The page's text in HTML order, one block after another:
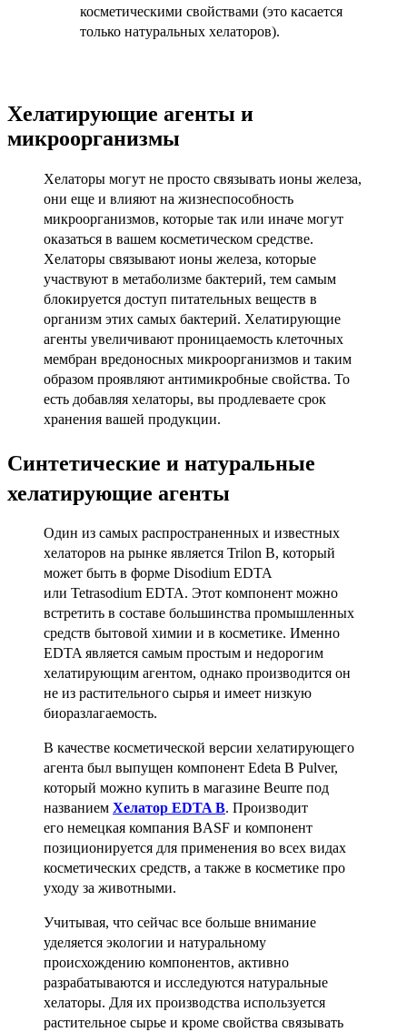
косметическими свойствами (это касается
только натуральных хелаторов).
Хелатирующие агенты и
микроорганизмы
Хелаторы могут не просто связывать ионы железа,
они еще и влияют на жизнеспособность
микроорганизмов, которые так или иначе могут
оказаться в вашем косметическом средстве.
Хелаторы связывают ионы железа, которые
участвуют в метаболизме бактерий, тем самым
блокируется доступ питательных веществ в
организм этих самых бактерий. Хелатирующие
агенты увеличивают проницаемость клеточных
мембран вредоносных микроорганизмов и таким
образом проявляют антимикробные свойства. То
есть добавляя хелаторы, вы продлеваете срок
хранения вашей продукции.
Синтетические и натуральные
хелатирующие агенты
Один из самых распространенных и известных
хелаторов на рынке является Trilon B, который
может быть в форме Disodium EDTA
или Tetrasodium EDTA. Этот компонент можно
встретить в составе большинства промышленных
средств бытовой химии и в косметике. Именно
EDTA является самым простым и недорогим
хелатирующим агентом, однако производится он
не из растительного сырья и имеет низкую
биоразлагаемость.
В качестве косметической версии хелатирующего
агента был выпущен компонент Edeta B Pulver,
который можно купить в магазине Beurre под
названием Хелатор EDTA B. Производит
его немецкая компания BASF и компонент
позиционируется для применения во всех видах
косметических средств, а также в косметике про
уходу за животными.
Учитывая, что сейчас все больше внимание
уделяется экологии и натуральному
происхождению компонентов, активно
разрабатываются и исследуются натуральные
хелаторы. Для их производства используется
растительное сырье и кроме свойства связывать